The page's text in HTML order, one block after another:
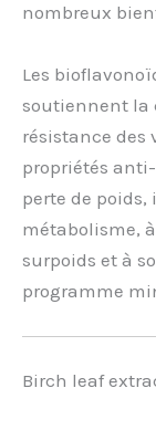
nombreux
Les
soutiennent la
résistance des
propriétés
perte de
métabolisme,
surpoids et à
programme
Birch leaf